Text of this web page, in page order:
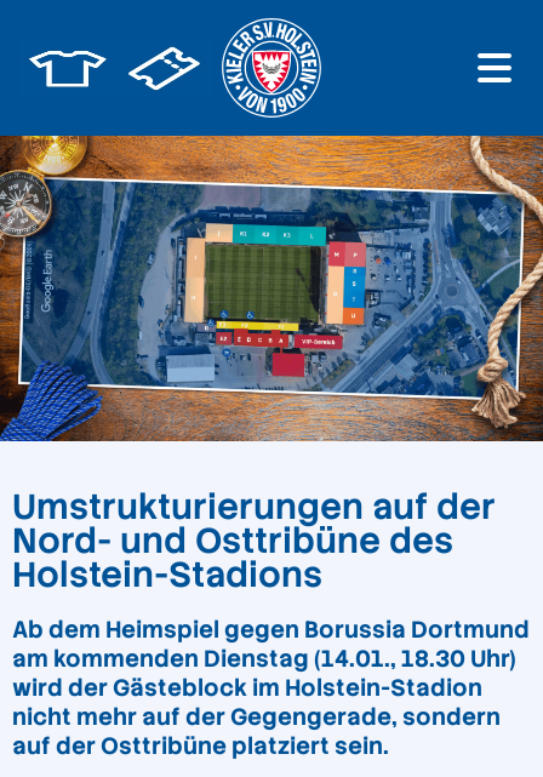
Umstrukturierungen auf der
Nord- und Osttribüne des
Holstein-Stadions
Ab dem Heimspiel gegen Borussia Dortmund
am kommenden Dienstag (14.01., 18.30 Uhr)
wird der Gästeblock im Holstein-Stadion
nicht mehr auf der Gegengerade, sondern
auf der Osttribüne platziert sein.